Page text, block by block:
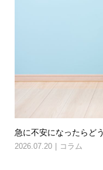
急に不安になったらど
2026.07.20 コラム